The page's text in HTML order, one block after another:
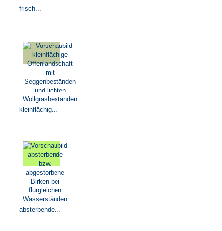
frisch...
kleinflächig...
absterbende...